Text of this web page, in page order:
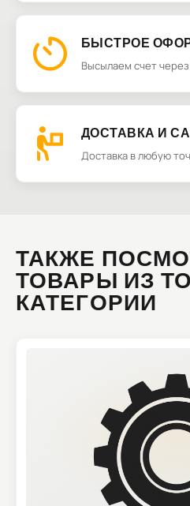
БЫСТРОЕ
Высылаем счет
ДОСТАВКА И
Доставка в любую
ТАКЖЕ
ТОВАРЫ ИЗ
КАТЕГОРИИ